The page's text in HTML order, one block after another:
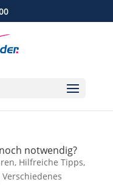
notwendig?
, Hilfreiche Tipps,
Verschiedenes